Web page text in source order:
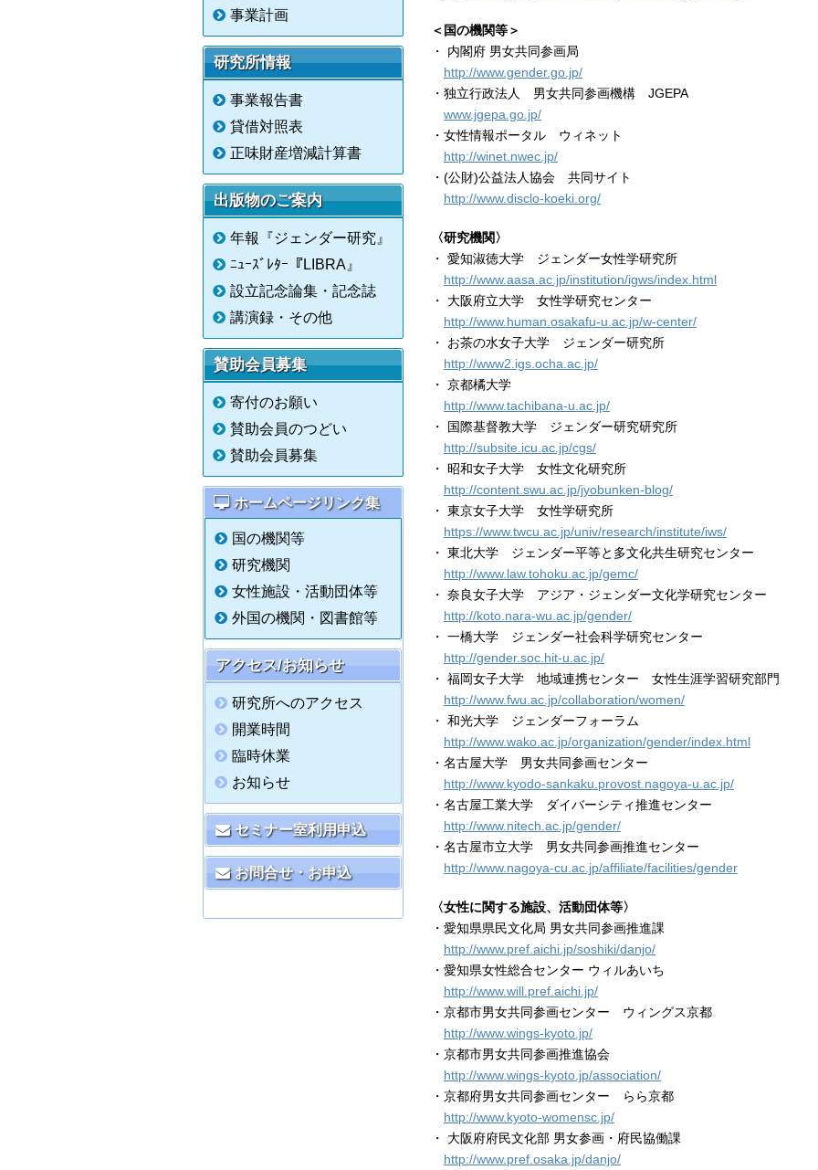
＜国の機関等＞
・ 内閣府 男女共同参画局
http://www.gender.go.jp/
・独立行政法人 男女共同参画機構 JGEPA
www.jgepa.go.jp/
・女性情報ポータル ウィネット
http://winet.nwec.jp/
・(公財)公益法人協会 共同サイト
http://www.disclo-koeki.org/
〈研究機関〉
・ 愛知淑徳大学 ジェンダー女性学研究所
http://www.aasa.ac.jp/institution/igws/index.html
・ 大阪府立大学 女性学研究センター
http://www.human.osakafu-u.ac.jp/w-center/
・ お茶の水女子大学 ジェンダー研究所
http://www2.igs.ocha.ac.jp/
・ 京都橘大学
http://www.tachibana-u.ac.jp/
・ 国際基督教大学 ジェンダー研究研究所
http://subsite.icu.ac.jp/cgs/
・ 昭和女子大学 女性文化研究所
http://content.swu.ac.jp/jyobunken-blog/
・ 東京女子大学 女性学研究所
https://www.twcu.ac.jp/univ/research/institute/iws/
・ 東北大学 ジェンダー平等と多文化共生研究センター
http://www.law.tohoku.ac.jp/gemc/
・ 奈良女子大学 アジア・ジェンダー文化学研究センター
http://koto.nara-wu.ac.jp/gender/
・ 一橋大学 ジェンダー社会科学研究センター
http://gender.soc.hit-u.ac.jp/
・ 福岡女子大学 地域連携センター 女性生涯学習研究部門
http://www.fwu.ac.jp/collaboration/women/
・ 和光大学 ジェンダーフォーラム
http://www.wako.ac.jp/organization/gender/index.html
・名古屋大学 男女共同参画センター
http://www.kyodo-sankaku.provost.nagoya-u.ac.jp/
・名古屋工業大学 ダイバーシティ推進センター
http://www.nitech.ac.jp/gender/
・名古屋市立大学 男女共同参画推進センター
http://www.nagoya-cu.ac.jp/affiliate/facilities/gender
〈女性に関する施設、活動団体等〉
・愛知県県民文化局 男女共同参画推進課
http://www.pref.aichi.jp/soshiki/danjo/
・愛知県女性総合センター ウィルあいち
http://www.will.pref.aichi.jp/
・京都市男女共同参画センター ウィングス京都
http://www.wings-kyoto.jp/
・京都市男女共同参画推進協会
http://www.wings-kyoto.jp/association/
・京都府男女共同参画センター らら京都
http://www.kyoto-womensc.jp/
・ 大阪府府民文化部 男女参画・府民協働課
http://www.pref.osaka.jp/danjo/
事業計画
研究所情報
事業報告書
貸借対照表
正味財産増減計算書
出版物のご案内
年報『ジェンダー研究』
ﾆｭｰｽﾞﾚﾀｰ『LIBRA』
設立記念論集・記念誌
講演録・その他
賛助会員募集
寄付のお願い
賛助会員のつどい
賛助会員募集
ホームページリンク集
国の機関等
研究機関
女性施設・活動団体等
外国の機関・図書館等
アクセス/お知らせ
研究所へのアクセス
開業時間
臨時休業
お知らせ
セミナー室利用申込
お問合せ・お申込